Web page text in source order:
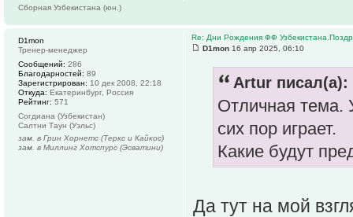
Сборная Узбекистана (юн.)
Re: Дни Рождения ФФ
D1mon 16 апр 2025, 06:10
Artur писал(а):
Отличная тема.
сих пор играет.
Какие будут
Да тут на мой
D1mon
Тренер-менеджер
Сообщений: 286
Благодарностей: 89
Зарегистрирован: 10 дек 2008, 22:18
Откуда: Екатеринбург, Россия
Рейтинг: 571
Согдиана (Узбекистан)
Салтни Таун (Уэльс)
зам. в Грин Хорнетс (Теркс и Кайкос)
зам. в Миллинг Хотспурс (Эсватини)